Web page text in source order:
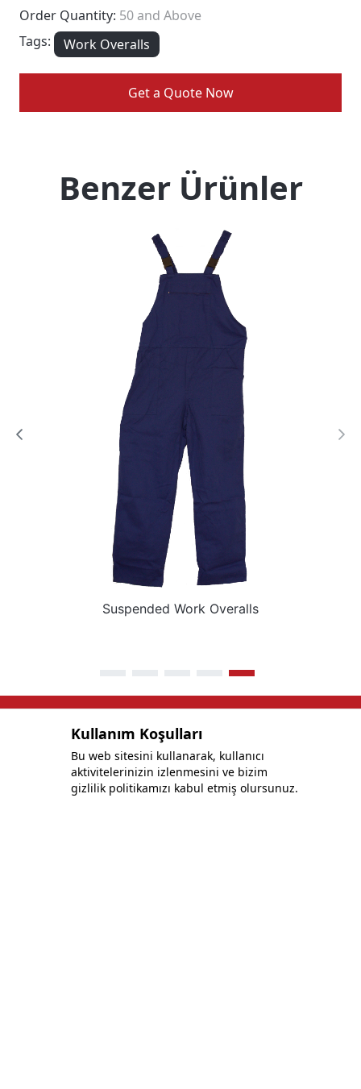
Kullanım Koşulları
Bu web sitesini kullanarak, kullanıcı
aktivitelerinizin izlenmesini ve bizim
gizlilik politikamızı kabul etmiş olursunuz.
Order Quantity: 50 and Above
Tags:
Work Overalls
Get a Quote Now
Benzer Ürünler
Suspended Work Overalls
Bonafida Tekstil Yazılım İç Ve Dış Tic. Ltd. Şti.